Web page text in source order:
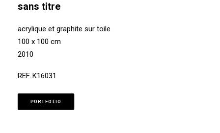
sans titre
acrylique et graphite sur toile
100 x 100 cm
2010
REF. K16031
PORTFOLIO